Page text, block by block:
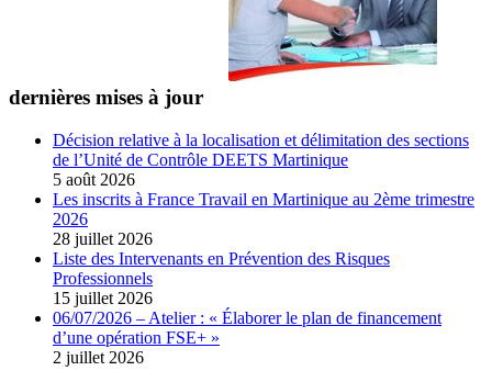
dernières mises à jour
Décision relative à la localisation et délimitation des sections
de l’Unité de Contrôle DEETS Martinique
5 août 2026
Les inscrits à France Travail en Martinique au 2ème trimestre
2026
28 juillet 2026
Liste des Intervenants en Prévention des Risques
Professionnels
15 juillet 2026
06/07/2026 – Atelier : « Élaborer le plan de financement
d’une opération FSE+ »
2 juillet 2026